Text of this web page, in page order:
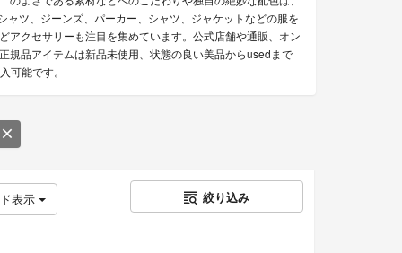
ツ、ジーンズ、パーカー、シャツ、ジャケットなどの服を
クセサリーも注目を集めています。公式店舗や通販、オン
規品アイテムは新品未使用、状態の良い美品からusedまで
可能です。
表示 絞り込み